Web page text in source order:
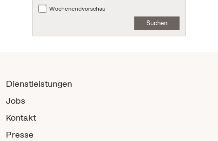
Wochenendvorschau
Suchen
Dienstleistungen
Jobs
Kontakt
Presse